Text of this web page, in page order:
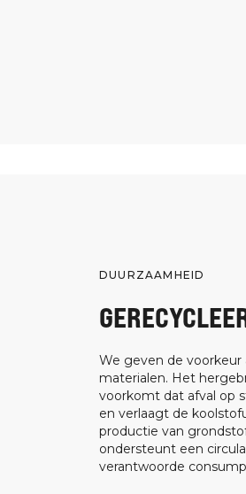
DUURZAAMHEID
We geven de
materialen. Het
voorkomt dat afval op
en verlaagt de
productie van
ondersteunt een
verantwoorde